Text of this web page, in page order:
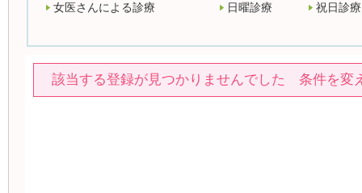
女医さんによる診療 日曜診療 祝日診療
該当する登録が見つかりませんでした 条件を